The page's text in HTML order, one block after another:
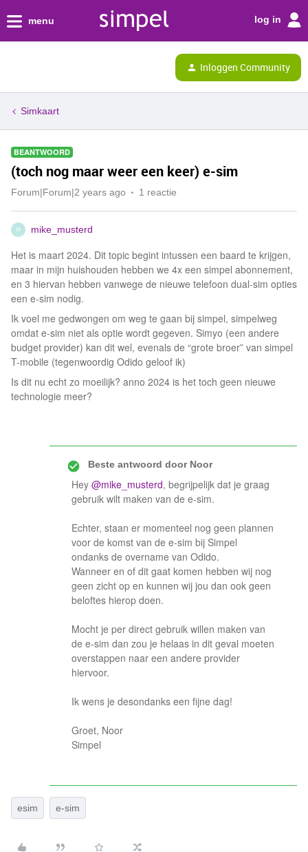
menu log in
Inloggen Community
Simkaart
BEANTWOORD
(toch nog maar weer een keer) e-sim
Forum|Forum|2 years ago 1 reactie
M mike_musterd
Het is maart 2024. Dit topic begint intussen een baard te krijgen,
maar in mijn huishouden hebben we 4x een simpel abonnement,
en 3 hiervan hebben vanwege de nieuwe telefoon dual-sim opties
een e-sim nodig.
Ik voel me gedwongen om weg te gaan bij simpel, simpelweg
omdat e-sim niet als optie wordt gegeven. Simyo (een andere
budget provider) kan dit wel, evenals de “grote broer” van simpel
T-mobile (tegenwoordig Odido geloof ik)
Is dit nu echt zo moeilijk? anno 2024 is het toch geen nieuwe
technologie meer?
Beste antwoord doorNoor
Hey @mike_musterd, begrijpelijk dat je graag
gebruik wilt maken van de e-sim.
Echter, staan er momenteel nog geen plannen
voor de komst van de e-sim bij Simpel
ondanks de overname van Odido.
Wanneer en of dit gaat komen hebben wij nog
geen zicht op en kunnen wij jou dan ook geen
beloftes hierop doen.
Mocht je per direct gebruik willen maken van
de e-sim dan zou je helaas in dit geval moeten
overstappen naar een andere provider
hiervoor.
Ik wens je desondanks een fijne dag!
Groet, Noor
Simpel
esim e-sim